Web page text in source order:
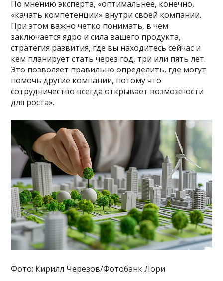
По мнению эксперта, «оптимальнее, конечно,
«качать компетенции» внутри своей компании.
При этом важно четко понимать, в чем
заключается ядро и сила вашего продукта,
стратегия развития, где вы находитесь сейчас и
кем планирует стать через год, три или пять лет.
Это позволяет правильно определить, где могут
помочь другие компании, потому что
сотрудничество всегда открывает возможности
для роста».
Фото: Кирилл Черезов/Фотобанк Лори